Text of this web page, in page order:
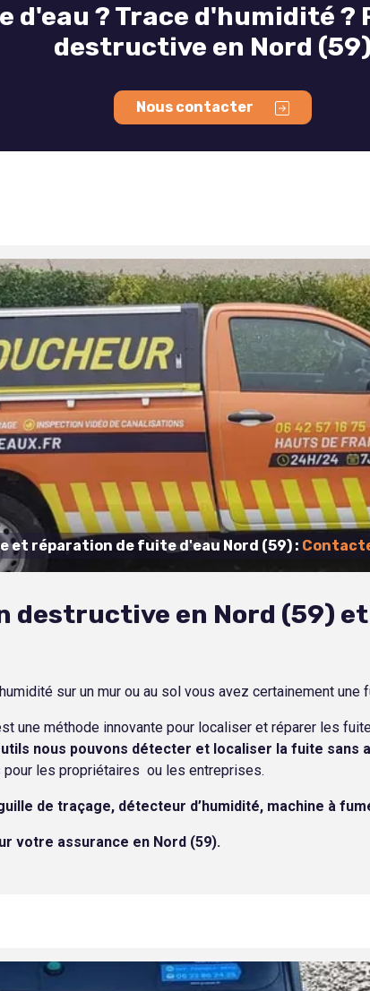
d'eau ? Trace d'humidité ?
destructive en Nord (59)
Nous contacter
et réparation de fuite d'eau Nord (59) :
destructive en Nord (59)
sur un mur ou au sol vous avez certainement une
une méthode innovante pour localiser et réparer les
nous pouvons détecter et localiser la fuite sans
les propriétaires ou les entreprises.
de traçage, détecteur d’humidité, machine à
votre assurance en Nord (59).